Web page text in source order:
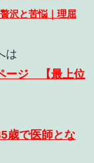
沢と苦悩｜理屈
は
ージ 【最上位
歳で医師とな